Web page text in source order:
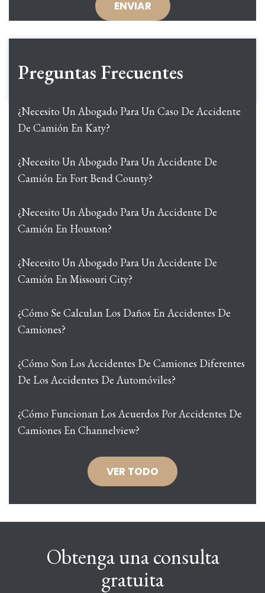
Preguntas Frecuentes
¿Necesito Un Abogado Para Un Caso De Accidente
De Camión En Katy?
¿Necesito Un Abogado Para Un Accidente De
Camión En Fort Bend County?
¿Necesito Un Abogado Para Un Accidente De
Camión En Houston?
¿Necesito Un Abogado Para Un Accidente De
Camión En Missouri City?
¿Cómo Se Calculan Los Daños En Accidentes De
Camiones?
¿Cómo Son Los Accidentes De Camiones Diferentes
De Los Accidentes De Automóviles?
¿Cómo Funcionan Los Acuerdos Por Accidentes De
Camiones En Channelview?
VER TODO
Obtenga una consulta
gratuita